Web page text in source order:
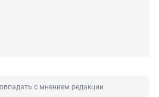
с мнением редакции